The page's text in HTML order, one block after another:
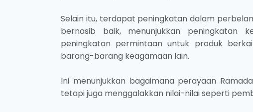
Selain itu, terdapat peningkatan dalam
bernasib baik, menunjukkan peningkatan
peningkatan permintaan untuk produk
barang-barang keagamaan lain.
Ini menunjukkan bagaimana perayaan
tetapi juga menggalakkan nilai-nilai seperti